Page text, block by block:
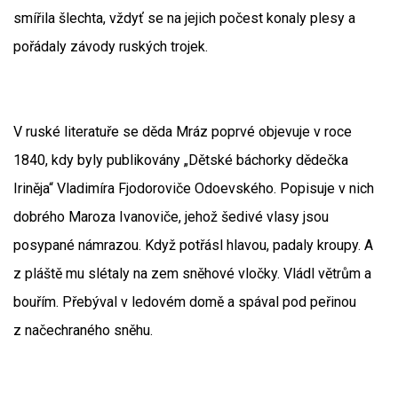
smířila šlechta, vždyť se na jejich počest konaly plesy a
pořádaly závody ruských trojek.
V ruské literatuře se děda Mráz poprvé objevuje v roce
1840, kdy byly publikovány „Dětské báchorky dědečka
Iriněja“ Vladimíra Fjodoroviče Odoevského. Popisuje v nich
dobrého Maroza Ivanoviče, jehož šedivé vlasy jsou
posypané námrazou. Když potřásl hlavou, padaly kroupy. A
z pláště mu slétaly na zem sněhové vločky. Vládl větrům a
bouřím. Přebýval v ledovém domě a spával pod peřinou
z načechraného sněhu.